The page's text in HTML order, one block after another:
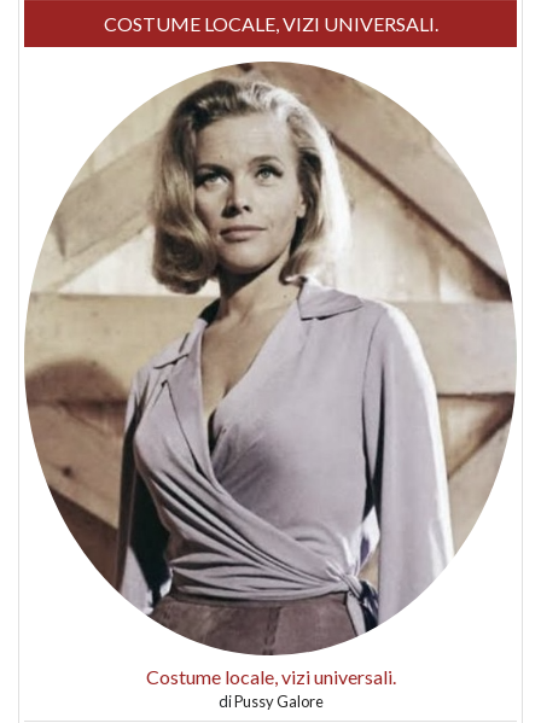
COSTUME LOCALE, VIZI UNIVERSALI.
Costume locale, vizi universali.
diPussy Galore